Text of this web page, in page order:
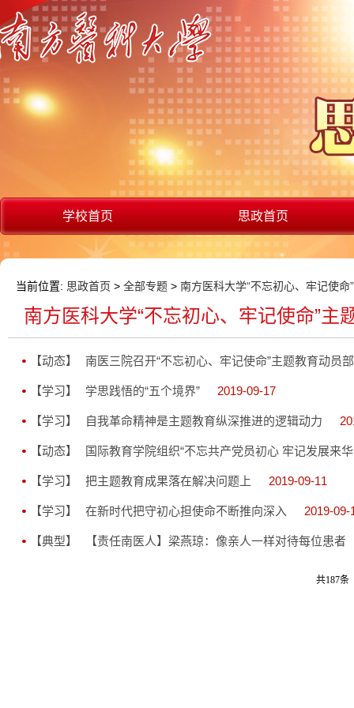
学校首页 思政首页
当前位置: 思政首页 > 全部专题 > 南方医科大学“不忘初心、牢记使命
南方医科大学“不忘初心、牢记使命”主
【动态】 南医三院召开“不忘初心、牢记使命”主题教育动员
【学习】 学思践悟的“五个境界” 2019-09-17
【学习】 自我革命精神是主题教育纵深推进的逻辑动力
【动态】 国际教育学院组织“不忘共产党员初心 牢记发展来
【学习】 把主题教育成果落在解决问题上 2019-09-11
【学习】 在新时代把守初心担使命不断推向深入 2019-09-
【典型】 【责任南医人】梁燕琼：像亲人一样对待每位患者
共187条